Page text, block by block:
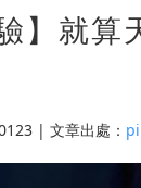
】就
| 文章出處：